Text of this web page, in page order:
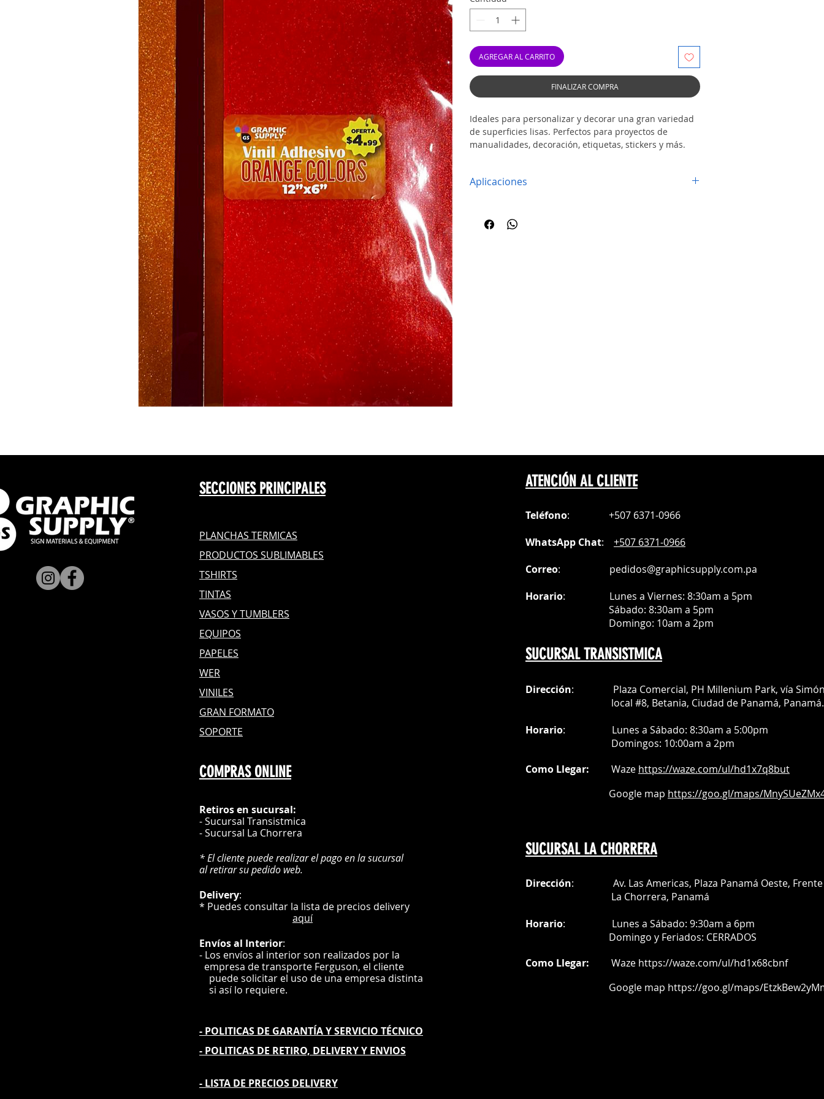
AGREGAR AL CARRITO
FINALIZAR COMPRA
Ideales para personalizar y decorar una gran variedad
de superficies lisas. Perfectos para proyectos de
manualidades, decoración, etiquetas, stickers y más.
Aplicaciones
Decoración de laptops, celulares y cuadernos.
Personalización de tazas, botellas y termos.
SECCIONES PRINCIPALES
PLANCHAS TERMICAS
PRODUCTOS SUBLIMABLES
TSHIRTS
TINTAS
VASOS Y TUMBLERS
EQUIPOS
PAPELES
WER
VINILES
GRAN FORMATO
SOPORTE
COMPRAS ONLINE
Retiros en sucursal:
- Sucursal Transistmica
- Sucursal La Chorrera
* El cliente puede realizar el pago en la sucursal
al retirar su pedido web.
Delivery:
* Puedes consultar la lista de precios delivery
aquí
Envíosal Interior:
- Los envíos al interior son realizados por la
empresa de transporte Ferguson, el cliente
puede solicitar el uso de una empresa distinta
si así lo requiere.
- POLITICAS DE GARANTÍAY SERVICIO TÉCNICO
- POLITICAS DE RETIRO, DELIVERY Y ENVIOS
- LISTA DE PRECIOS DELIVERY
ATENCIÓN AL CLIENTE
Teléfono: +507 6371-0966
WhatsApp Chat: +507 6371-0966
Correo: pedidos@graphicsupply.com.pa
Horario: Lunes a Viernes: 8:30am a 5pm
Sábado: 8:30am a 5pm
Domingo: 10am a 2pm
SUCURSAL TRANSISTMICA
Dirección: Plaza Comercial, PH Millenium Park, vía
local #8, Betania, Ciudad de Panamá, Panamá.
Horario: Lunes a Sábado: 8:30am a 5:00pm
Domingos: 10:00am a 2pm
Como Llegar: Waze https://waze.com/ul/hd1x7q8but
Google map https://goo.gl/maps/
SUCURSAL LA CHORRERA
Dirección: Av. Las Americas, Plaza Panamá Oeste, Frente
La Chorrera, Panamá
Horario: Lunes a Sábado: 9:30am a 6pm
Domingo y Feriados: CERRADOS
Como Llegar: Waze https://waze.com/ul/hd1x68cbnf
Google map https://goo.gl/maps/